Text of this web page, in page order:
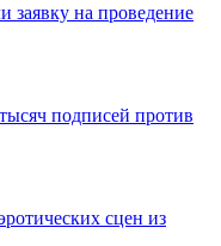
заявку на проведение
подписей против
сцен из